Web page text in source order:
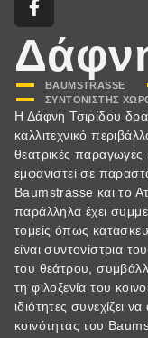
BAUMSTRASSE
ΣΥΝΤΟΝΙΣΤΉΣ
Η Δάφνη Τσιρίδου
καλλιτεχνικό
θεατρικές
εμφανιστεί σε
Baumstrasse και το
παράλληλα έχει
τομείς όπως
είναι συντονίστρια
του θεάτρου,
τη φιλοξενία του
ιδιότητες συνεχίζει
κοινότητας του